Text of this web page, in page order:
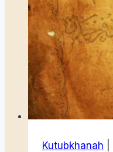
Kutubkhanah